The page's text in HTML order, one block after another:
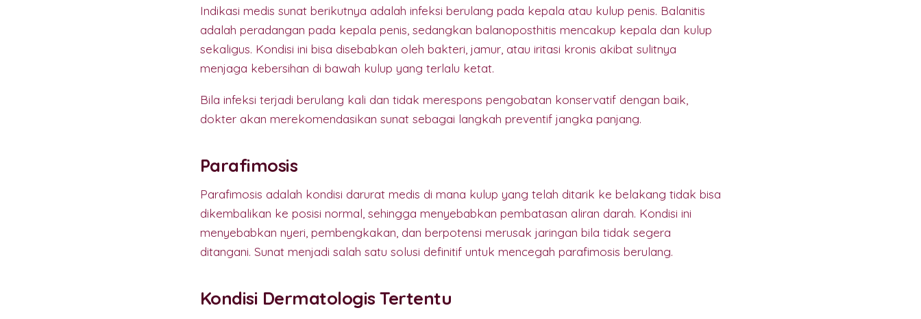
Indikasi medis sunat berikutnya adalah infeksi berulang pada kepala atau kulup penis. Balanitis
adalah peradangan pada kepala penis, sedangkan balanoposthitis mencakup kepala dan kulup
sekaligus. Kondisi ini bisa disebabkan oleh bakteri, jamur, atau iritasi kronis akibat sulitnya
menjaga kebersihan di bawah kulup yang terlalu ketat.
Bila infeksi terjadi berulang kali dan tidak merespons pengobatan konservatif dengan baik,
dokter akan merekomendasikan sunat sebagai langkah preventif jangka panjang.
Parafimosis
Parafimosis adalah kondisi darurat medis di mana kulup yang telah ditarik ke belakang tidak bisa
dikembalikan ke posisi normal, sehingga menyebabkan pembatasan aliran darah. Kondisi ini
menyebabkan nyeri, pembengkakan, dan berpotensi merusak jaringan bila tidak segera
ditangani. Sunat menjadi salah satu solusi definitif untuk mencegah parafimosis berulang.
Kondisi Dermatologis Tertentu